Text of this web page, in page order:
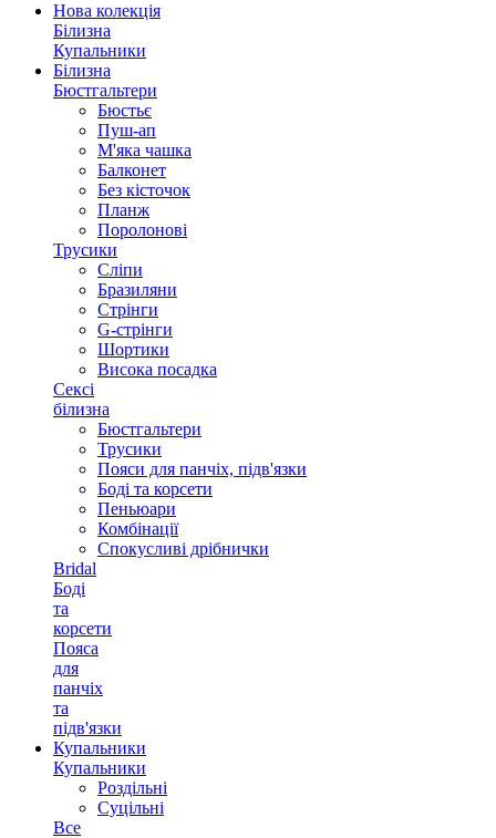
Нова колекція
Білизна
Купальники
Білизна
Бюстгальтери
Бюстьє
Пуш-ап
М'яка чашка
Балконет
Без кісточок
Планж
Поролонові
Трусики
Сліпи
Бразиляни
Стрінги
G-стрінги
Шортики
Висока посадка
Сексі
білизна
Бюстгальтери
Трусики
Пояси для панчіх, підв'язки
Боді та корсети
Пеньюари
Комбінації
Спокусливі дрібнички
Bridal
Боді
та
корсети
Пояса
для
панчіх
та
підв'язки
Купальники
Купальники
Роздільні
Суцільні
Все